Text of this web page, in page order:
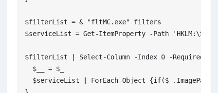
$filterList = & "fltMC.exe" filters
$serviceList = Get-ItemProperty -Path
$filterList | Select-Column -Index 0 -
  $__ = $_
$serviceList | ForEach-Object {if($_.ImagePath